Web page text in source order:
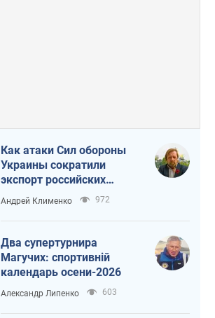
Как атаки Сил обороны
Украины сократили
экспорт российских
нефтепродуктов
Андрей Клименко 972
Два супертурнира
Магучих: спортивній
календарь осени-2026
Александр Липенко 603